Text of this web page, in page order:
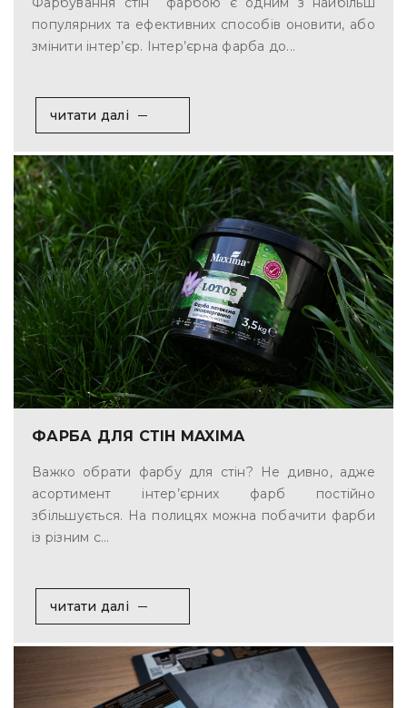
популярних та ефективних способів оновити, або
змінити інтер’єр. Інтер’єрна фарба до...
читати далі
ФАРБА ДЛЯ СТІН MAXIMA
Важко обрати фарбу для стін? Не дивно, адже
асортимент інтер’єрних фарб постійно
збільшується. На полицях можна побачити фарби
із різним с...
читати далі